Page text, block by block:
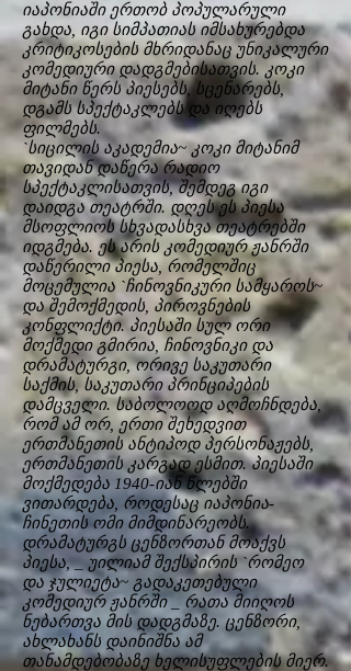
იაპონიაში ერთობ პოპულარული
გახდა, იგი სიმპათიას იმსახურებდა
კრიტიკოსების მხრიდანაც უნიკალური
კომედიური დადგმებისათვის. კოკი
მიტანი წერს პიესებს, სცენარებს,
დგამს სპექტაკლებს და იღებს
ფილმებს.
`სიცილის აკადემია~ კოკი მიტანიმ
თავიდან დაწერა რადიო
სპექტაკლისათვის, შემდეგ იგი
დაიდგა თეატრში. დღეს ეს პიესა
მსოფლიოს სხვადასხვა თეატრებში
იდგმება. ეს არის კომედიურ ჟანრში
დაწერილი პიესა, რომელშიც
მოცემულია `ჩინოვნიკური სამყაროს~
და შემოქმედის, პიროვნების
კონფლიქტი. პიესაში სულ ორი
მოქმედი გმირია, ჩინოვნიკი და
დრამატურგი, ორივე საკუთარი
საქმის, საკუთარი პრინციპების
დამცველი. საბოლოოდ აღმოჩნდება,
რომ ამ ორ, ერთი შეხედვით
ერთმანეთის ანტიპოდ პერსონაჟებს,
ერთმანეთის კარგად ესმით. პიესაში
მოქმედება 1940-იან წლებში
ვითარდება, როდესაც იაპონია-
ჩინეთის ომი მიმდინარეობს.
დრამატურგს ცენზორთან მოაქვს
პიესა, _ უილიამ შექსპირის `რომეო
და ჯულიეტა~ გადაკეთებული
კომედიურ ჟანრში _ რათა მიიღოს
ნებართვა მის დადგმაზე. ცენზორი,
ახლახანს დაინიშნა ამ
თანამდებობაზე ხელისუფლების მიერ.